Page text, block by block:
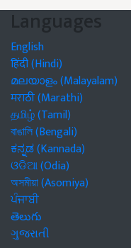
Languages
English
हिंदी (Hindi)
മലയാളം (Malayalam)
मराठी (Marathi)
தமிழ் (Tamil)
বাঙালি (Bengali)
ಕನ್ನಡ (Kannada)
ଓଡିଆ (Odia)
অসমীয়া (Asomiya)
ਪੰਜਾਬੀ
తెలుగు
ગુજરાતી